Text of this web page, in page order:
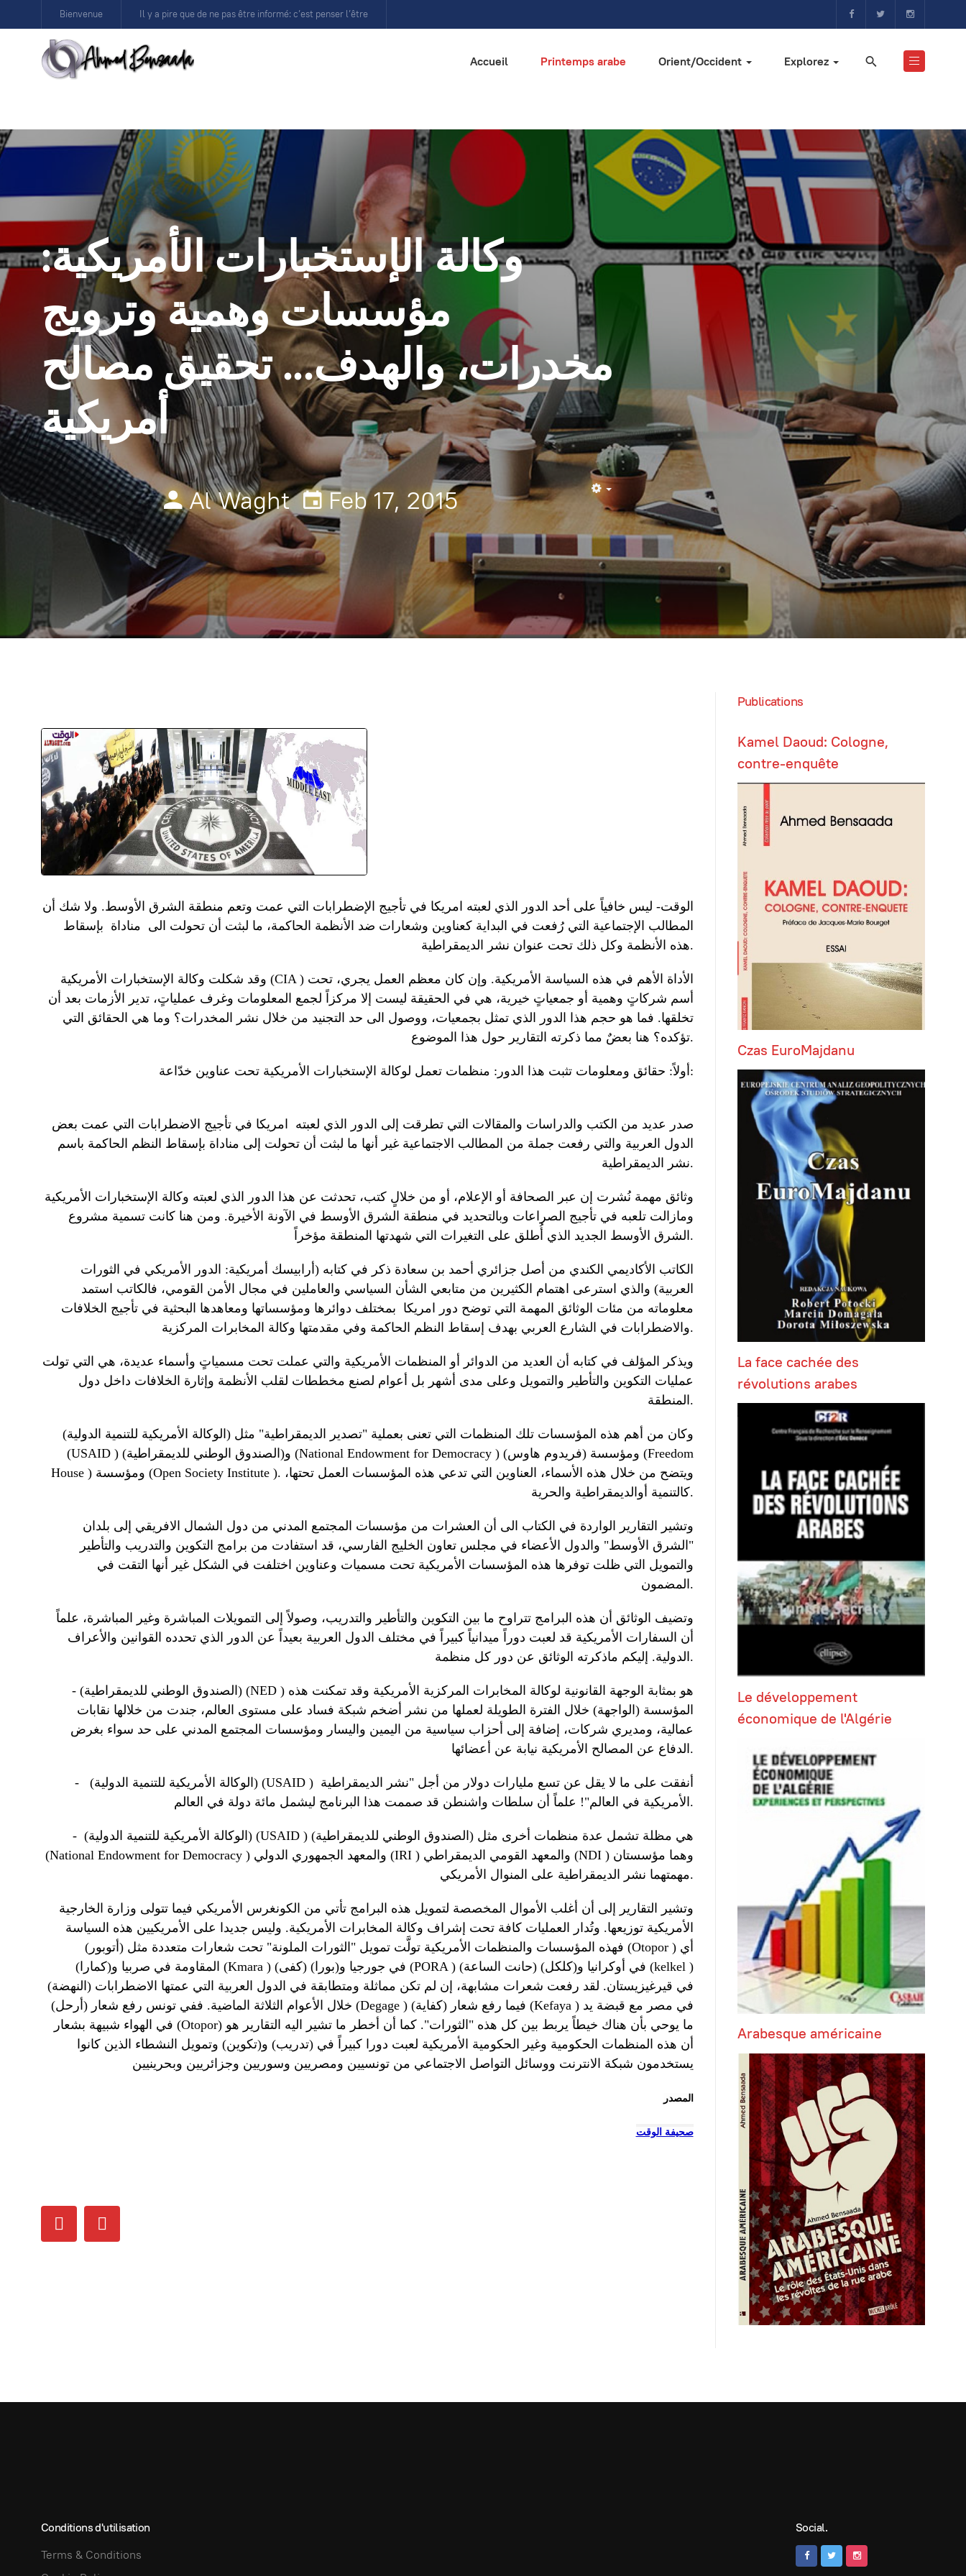
Bienvenue Il y a pire que de ne pas être informé: c’est penser l’être
Accueil Printemps arabe Orient/Occident Explorez
وكالة الإستخبارات الأمريكية:
مؤسسات وهمية وترويج
مخدرات، والهدف... تحقيق مصالح
أمريكية
Empty
Al Waght Feb 17, 2015
الوقت- ليس خافياً على أحد الدور الذي لعبته امريكا في تأجيج الإضطرابات التي عمت وتعم منطقة الشرق الأوسط. ولا شك أن
المطالب الإجتماعية التي رُفعت في البداية كعناوين وشعارات ضد الأنظمة الحاكمة، ما لبثت أن تحولت الى مناداة بإسقاط
هذه الأنظمة وكل ذلك تحت عنوان نشر الديمقراطية.
وقد شكلت وكالة الإستخبارات الأمريكية (CIA ) الأداة الأهم في هذه السياسة الأمريكية. وإن كان معظم العمل يجري، تحت
أسم شركاتٍ وهمية أو جمعياتٍ خيرية، هي في الحقيقة ليست إلا مركزاً لجمع المعلومات وغرف عملياتٍ، تدير الأزمات بعد أن
تخلقها. فما هو حجم هذا الدور الذي تمثل بجمعيات، ووصول الى حد التجنيد من خلال نشر المخدرات؟ وما هي الحقائق التي
تؤكده؟ هنا بعضٌ مما ذكرته التقارير حول هذا الموضوع.
أولاً: حقائق ومعلومات تثبت هذا الدور: منظمات تعمل لوكالة الإستخبارات الأمريكية تحت عناوين خدّاعة:
صدر عديد من الكتب والدراسات والمقالات التي تطرقت إلى الدور الذي لعبته امريكا في تأجيج الاضطرابات التي عمت بعض
الدول العربية والتي رفعت جملة من المطالب الاجتماعية غير أنها ما لبثت أن تحولت إلى مناداة بإسقاط النظم الحاكمة باسم
نشر الديمقراطية.
وثائق مهمة نُشرت إن عبر الصحافة أو الإعلام، أو من خلالٍ كتب، تحدثت عن هذا الدور الذي لعبته وكالة الإستخبارات الأمريكية
ومازالت تلعبه في تأجيج الصراعات وبالتحديد في منطقة الشرق الأوسط في الآونة الأخيرة. ومن هنا كانت تسمية مشروع
الشرق الأوسط الجديد الذي أُطلق على التغيرات التي شهدتها المنطقة مؤخراً.
الكاتب الأكاديمي الكندي من أصل جزائري أحمد بن سعادة ذكر في كتابه (أرابيسك أمريكية: الدور الأمريكي في الثورات
العربية) والذي استرعى اهتمام الكثيرين من متابعي الشأن السياسي والعاملين في مجال الأمن القومي، فالكاتب استمد
معلوماته من مئات الوثائق المهمة التي توضح دور امريكا بمختلف دوائرها ومؤسساتها ومعاهدها البحثية في تأجيج الخلافات
والاضطرابات في الشارع العربي بهدف إسقاط النظم الحاكمة وفي مقدمتها وكالة المخابرات المركزية.
ويذكر المؤلف في كتابه أن العديد من الدوائر أو المنظمات الأمريكية والتي عملت تحت مسمياتٍ وأسماء عديدة، هي التي تولت
عمليات التكوين والتأطير والتمويل وعلى مدى أشهر بل أعوام لصنع مخططات لقلب الأنظمة وإثارة الخلافات داخل دول
المنطقة.
وكان من أهم هذه المؤسسات تلك المنظمات التي تعنى بعملية "تصدير الديمقراطية" مثل (الوكالة الأمريكية للتنمية الدولية)
(USAID ) و(الصندوق الوطني للديمقراطية) (National Endowment for Democracy ) ومؤسسة (فريدوم هاوس) (Freedom
House
) ومؤسسة (Open Society Institute ). ويتضح من خلال هذه الأسماء، العناوين التي تدعي هذه المؤسسات العمل تحتها،
كالتنمية أوالديمقراطية والحرية.
وتشير التقارير الواردة في الكتاب الى أن العشرات من مؤسسات المجتمع المدني من دول الشمال الافريقي إلى بلدان
"الشرق الأوسط" والدول الأعضاء في مجلس تعاون الخليج الفارسي، قد استفادت من برامج التكوين والتدريب والتأطير
والتمويل التي ظلت توفرها هذه المؤسسات الأمريكية تحت مسميات وعناوين اختلفت في الشكل غير أنها التقت في
المضمون.
وتضيف الوثائق أن هذه البرامج تتراوح ما بين التكوين والتأطير والتدريب، وصولاً إلى التمويلات المباشرة وغير المباشرة، علماً
أن السفارات الأمريكية قد لعبت دوراً ميدانياً كبيراً في مختلف الدول العربية بعيداً عن الدور الذي تحدده القوانين والأعراف
الدولية. إليكم ماذكرته الوثائق عن دور كل منظمة.
- (الصندوق الوطني للديمقراطية) (NED ) هو بمثابة الوجهة القانونية لوكالة المخابرات المركزية الأمريكية وقد تمكنت هذه
المؤسسة (الواجهة) خلال الفترة الطويلة لعملها من نشر أضخم شبكة فساد على مستوى العالم، جندت من خلالها نقابات
عمالية، ومديري شركات، إضافة إلى أحزاب سياسية من اليمين واليسار ومؤسسات المجتمع المدني على حد سواء بغرض
الدفاع عن المصالح الأمريكية نيابة عن أعضائها.
- (الوكالة الأمريكية للتنمية الدولية) (USAID ) أنفقت على ما لا يقل عن تسع مليارات دولار من أجل "نشر الديمقراطية
الأمريكية في العالم"! علماً أن سلطات واشنطن قد صممت هذا البرنامج ليشمل مائة دولة في العالم.
- (الوكالة الأمريكية للتنمية الدولية) (USAID ) هي مظلة تشمل عدة منظمات أخرى مثل (الصندوق الوطني للديمقراطية)
(National Endowment for Democracy ) والمعهد الجمهوري الدولي (IRI ) والمعهد القومي الديمقراطي (NDI ) وهما مؤسستان
مهمتهما نشر الديمقراطية على المنوال الأمريكي.
وتشير التقارير إلى أن أغلب الأموال المخصصة لتمويل هذه البرامج تأتي من الكونغرس الأمريكي فيما تتولى وزارة الخارجية
الأمريكية توزيعها. وتُدار العمليات كافة تحت إشراف وكالة المخابرات الأمريكية. وليس جديدا على الأمريكيين هذه السياسة
فهذه المؤسسات والمنظمات الأمريكية تولَّت تمويل "الثورات الملونة" تحت شعارات متعددة مثل (أتوبور) (Otopor ) أي
المقاومة في صربيا و(كمارا) (Kmara ) (كفى) في جورجيا و(بورا) (PORA ) (حانت الساعة) في أوكرانيا و(كلكل) (kelkel )
(النهضة) في قيرغيزيستان. لقد رفعت شعرات مشابهة، إن لم تكن مماثلة ومتطابقة في الدول العربية التي عمتها الاضطرابات
خلال الأعوام الثلاثة الماضية. ففي تونس رفع شعار (أرحل) (Degage ) فيما رفع شعار (كفاية) (Kefaya ) في مصر مع قبضة يد
في الهواء شبيهة بشعار (Otopor) ما يوحي بأن هناك خيطاً يربط بين كل هذه "الثورات". كما أن أخطر ما تشير اليه التقارير هو
أن هذه المنظمات الحكومية وغير الحكومية الأمريكية لعبت دورا كبيراً في (تدريب) و(تكوين) وتمويل النشطاء الذين كانوا
يستخدمون شبكة الانترنت ووسائل التواصل الاجتماعي من تونسيين ومصريين وسوريين وجزائريين وبحرينيين
المصدر
صحيفة الوقت
Publications
Kamel Daoud: Cologne,
contre-enquête
Czas EuroMajdanu
La face cachée des
révolutions arabes
Le développement
économique de l'Algérie
Arabesque américaine
Conditions d'utilisation
Terms & Conditions
Social.